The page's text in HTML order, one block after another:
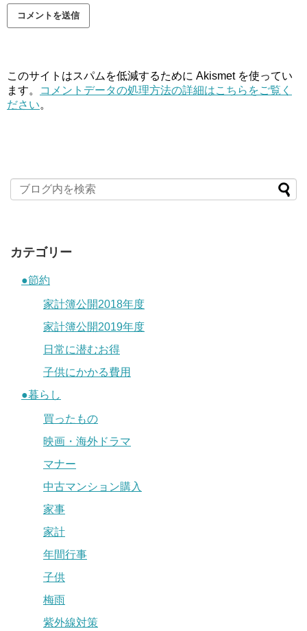
このサイトはスパムを低減するために Akismet を使ってい
ます。
コメントデータの処理方法の詳細はこちらをご覧く
ださい。
カテゴリー
●節約
家計簿公開2018年度
家計簿公開2019年度
日常に潜むお得
子供にかかる費用
●暮らし
買ったもの
映画・海外ドラマ
マナー
中古マンション購入
家事
家計
年間行事
子供
梅雨
紫外線対策